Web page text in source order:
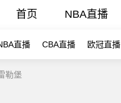
首页 NBA直播
直播 CBA直播 欧冠直播
勒堡